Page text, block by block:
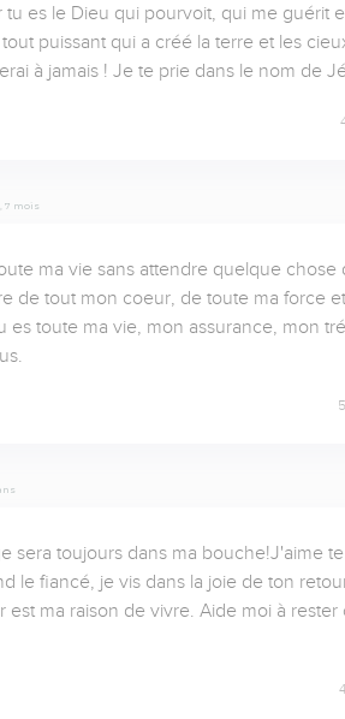
tu es le Dieu qui pourvoit, qui me guérit
puissant qui a créé la terre et les
à jamais ! Je te prie dans le nom de
7 mois
ma vie sans attendre quelque
de tout mon coeur, de toute ma force
es toute ma vie, mon assurance, mon
sera toujours dans ma bouche!J'aime
le fiancé, je vis dans la joie de ton
est ma raison de vivre. Aide moi à